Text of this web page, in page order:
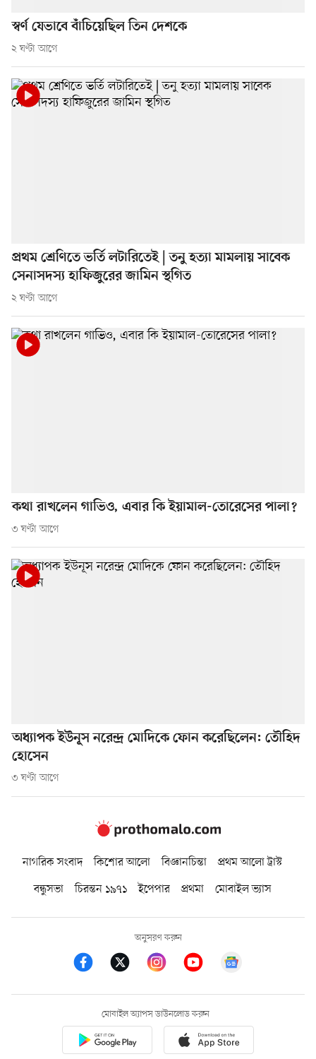
স্বর্ণ যেভাবে বাঁচিয়েছিল তিন দেশকে
২ ঘণ্টা আগে
প্রথম শ্রেণিতে ভর্তি লটারিতেই | তনু হত্যা মামলায় সাবেক
সেনাসদস্য হাফিজুরের জামিন স্থগিত
২ ঘণ্টা আগে
কথা রাখলেন গাভিও, এবার কি ইয়ামাল-তোরেসের পালা?
৩ ঘণ্টা আগে
অধ্যাপক ইউনূস নরেন্দ্র মোদিকে ফোন করেছিলেন: তৌহিদ
হোসেন
৩ ঘণ্টা আগে
নাগরিক সংবাদ কিশোর আলো বিজ্ঞানচিন্তা
প্রথম আলো ট্রাস্ট
বন্ধুসভা
চিরন্তন ১৯৭১ ইপেপার প্রথমা মোবাইল ভ্যাস
অনুসরণ করুন
মোবাইল অ্যাপস ডাউনলোড করুন